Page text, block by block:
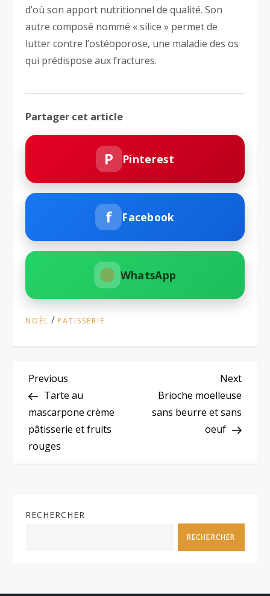
d’où son apport nutritionnel de qualité. Son
autre composé nommé « silice » permet de
lutter contre l’ostéoporose, une maladie des os
qui prédispose aux fractures.
Partager cet article
P Pinterest
f Facebook
WhatsApp
NOËL / PATISSERIE
N
a
v
a
Previous
Post
Previous
Tarte au
mascarpone crème
pâtisserie et fruits
rouges
Next
Post
Next
Brioche moelleuse
sans beurre et sans
oeuf
RECHERCHER
RECHERCHER